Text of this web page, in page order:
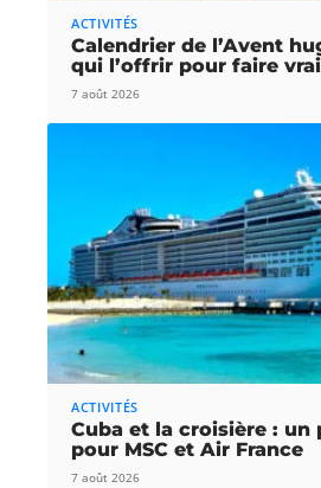
ACTIVITÉS
Calendrier de l’Avent
qui l’offrir pour faire
7 août 2026
ACTIVITÉS
Cuba et la croisière : un
pour MSC et Air France
7 août 2026